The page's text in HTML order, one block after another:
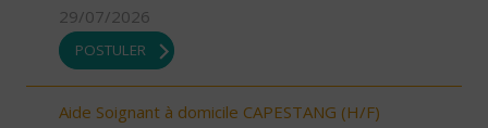
29/07/2026
POSTULER
Aide Soignant à domicile CAPESTANG (H/F)